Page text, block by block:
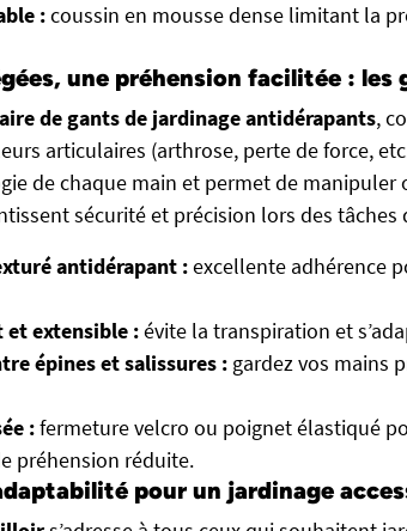
:coussin en mousse dense limitant la
une préhension facilitée : les
de gants de jardinage antidérapants,
articulaires (arthrose, perte de force,
de chaque main et permet de manipuler
sécurité et précision lors des tâches
antidérapant :excellente adhérence
et extensible :évite la transpiration et
épines et salissures : gardez vos mains
:fermeture velcro ou poignet élastiqué
préhension réduite.
pour un jardinage